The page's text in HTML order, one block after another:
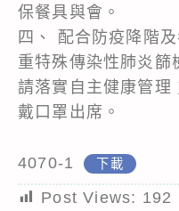
保餐具與會。
四、 配合防疫降階
重特殊傳染性肺炎篩
請落實自主健康管理
戴口罩出席。
4070-1 下載
Post Views: 192